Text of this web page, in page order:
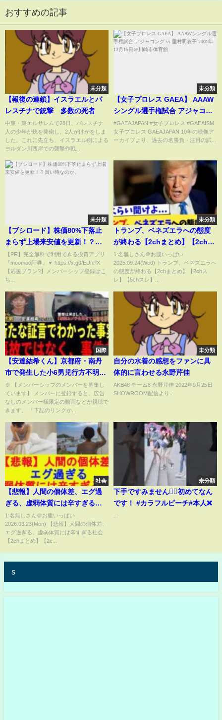
おすすめの記事
未分類
【報復の連鎖】イスラエルとパ
レスチナで銃撃 多数の死者
中東・東エルサレムで28日、パレスチナ
人の少年が銃を発砲し、2人がけがをしま
した。これに先立ち、イスラエル側による
ヨルダン川西岸での襲撃作戦...
未分類
【女子プロレス GAEA】 AAAW
シングル選手権試合 アジャコン
グ vs 里村明衣子 2001年12月15
日＠川崎市体育館
#GAEAJAPAN #女子プロレス #GAEAISM
女子プロレス GAEAJAPAN 10年の映像ア
ーカイブより、過去の名勝負・注目の試...
未分類
【ブシロード】株価80%下落止
まらず上場来安値を更新！？買
い時なのか。
【PR】完全無料で利用できる投資アプリ
『moomoo証券』▼ https://x.gd/EUnPX
【応援プラン?】メンバーシップ登録はこ
ち...
未分類
トランプ、ベネズエラへの態度
が終わる【2chまとめ】【2chス
レ】【5chスレ】
1:名無しさん＠お腹いっぱい
2025.09.24(Wed) トランプ、ベネズエラへ
の態度が終わる【2chまとめ】【2chス
レ】【5chスレ】...
国際
【安達結希くん】京都府・南丹
市で発生した小6男児行方不明の
件で、ついに新たな証言が出て
警察が本格的に動き出した
※ 【メンバーシップのメンバーを募集し
ています】 メンバーに登録すると、広告
なしのメンバー様限定の動画などが視聴で
きます。 「下記のリンクか...
未分類
自分の水着の感想をファンに具
体的に言わせる永野芹佳
AKB48 チーム8 永野芹佳 2022年9月25日
SHOWROOM配信より...
社会
【悲報】人間の個体差、エグ過
ぎる、虚弱体質には辛すぎる社
会【2chまとめ】【2chスレ】
【5chスレ】【ゆっくり】
1:名無しさん＠お腹いっぱい
2026.03.23(Mon) 【悲報】人間の個体差、
エグ過ぎる、虚弱体質には辛すぎる社会
【2chまとめ】【2c...
未分類
下手ですみません🙇‍♀️初めてなん
です！ #カラフルピーチ#本人❌
s